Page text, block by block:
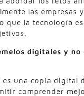
las empresas
que la tecnología
digitales y no
una copia digital
comprender